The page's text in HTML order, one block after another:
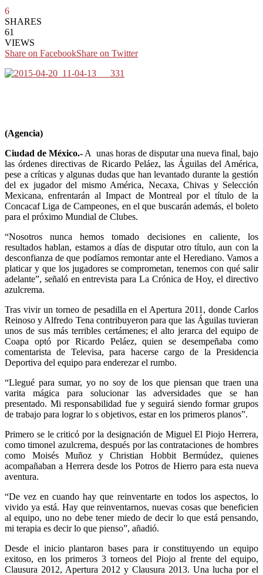
6
SHARES
61
VIEWS
Share on FacebookShare on Twitter
(Agencia)
Ciudad de México.- A unas horas de disputar una nueva final, bajo
las órdenes directivas de Ricardo Peláez, las Águilas del América,
pese a críticas y algunas dudas que han levantado durante la gestión
del ex jugador del mismo América, Necaxa, Chivas y Selección
Mexicana, enfrentarán al Impact de Montreal por el título de la
Concacaf Liga de Campeones, en el que buscarán además, el boleto
para el próximo Mundial de Clubes.
“Nosotros nunca hemos tomado decisiones en caliente, los
resultados hablan, estamos a días de disputar otro título, aun con la
desconfianza de que podíamos remontar ante el Herediano. Vamos a
platicar y que los jugadores se comprometan, tenemos con qué salir
adelante”, señaló en entrevista para La Crónica de Hoy, el directivo
azulcrema.
Tras vivir un torneo de pesadilla en el Apertura 2011, donde Carlos
Reinoso y Alfredo Tena contribuyeron para que las Águilas tuvieran
unos de sus más terribles certámenes; el alto jerarca del equipo de
Coapa optó por Ricardo Peláez, quien se desempeñaba como
comentarista de Televisa, para hacerse cargo de la Presidencia
Deportiva del equipo para enderezar el rumbo.
“Llegué para sumar, yo no soy de los que piensan que traen una
varita mágica para solucionar las adversidades que se han
presentado. Mi responsabilidad fue y seguirá siendo formar grupos
de trabajo para lograr lo s objetivos, estar en los primeros planos”.
Primero se le criticó por la designación de Miguel El Piojo Herrera,
como timonel azulcrema, después por las contrataciones de hombres
como Moisés Muñoz y Christian Hobbit Bermúdez, quienes
acompañaban a Herrera desde los Potros de Hierro para esta nueva
aventura.
“De vez en cuando hay que reinventarte en todos los aspectos, lo
vivido ya está. Hay que reinventarnos, nuevas cosas que beneficien
al equipo, uno no debe tener miedo de decir lo que está pensando,
mi terapia es decir lo que pienso”, añadió.
Desde el inicio plantaron bases para ir constituyendo un equipo
exitoso, en los primeros 3 torneos del Piojo al frente del equipo,
Clausura 2012, Apertura 2012 y Clausura 2013. Una lucha por el